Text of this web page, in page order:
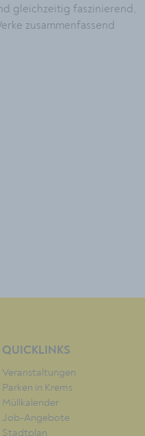
gleichzeitig faszinierend,
zusammenfassend
QUICKLINKS
Veranstaltungen
Parken in Krems
Müllkalender
Job-Angebote
Stadtplan